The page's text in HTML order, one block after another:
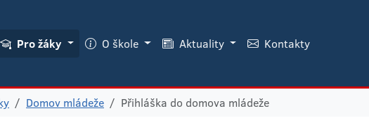
Pro žáky O škole Aktuality Kontakty
Domov mládeže Přihláška do domova mládeže